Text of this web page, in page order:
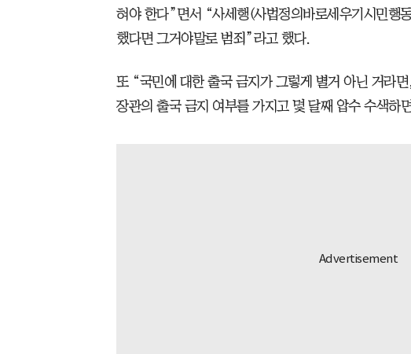
혀야 한다”면서 “사세행(사법정의바로세우기시민행
했다면 그거야말로 범죄”라고 했다.
또 “국민에 대한 출국 금지가 그렇게 별거 아닌 거라
장관의 출국 금지 여부를 가지고 몇 달째 압수 수색하